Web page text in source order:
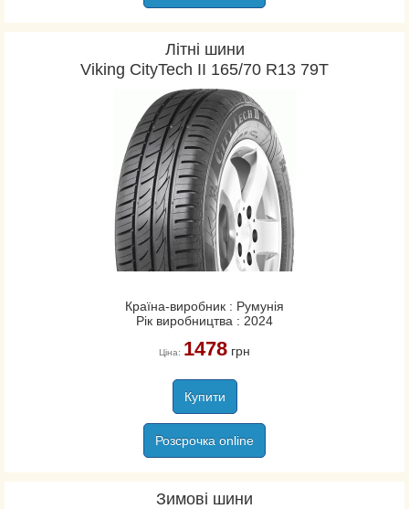
Літні шини
Viking CityTech II 165/70 R13 79T
Країна-виробник : Румунія
Рік виробництва : 2024
Ціна: 1478грн
Купити
Розсрочка online
Зимові шини